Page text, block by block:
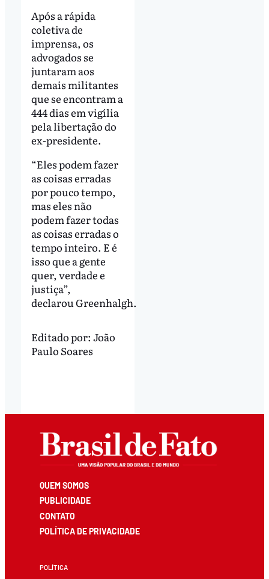
Após a rápida
coletiva de
imprensa, os
advogados se
juntaram aos
demais militantes
que se encontram a
444 dias em vigília
pela libertação do
ex-presidente.
“Eles podem fazer
as coisas erradas
por pouco tempo,
mas eles não
podem fazer todas
as coisas erradas o
tempo inteiro. E é
isso que a gente
quer, verdade e
justiça”,
declarou Greenhalgh.
Editado por: João
Paulo Soares
QUEM SOMOS
PUBLICIDADE
CONTATO
POLÍTICA DE PRIVACIDADE
POLÍTICA